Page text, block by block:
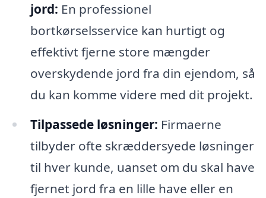
jord: En professionel
bortkørselsservice kan hurtigt og
effektivt fjerne store mængder
overskydende jord fra din ejendom, så
du kan komme videre med dit projekt.
Tilpassede løsninger: Firmaerne
tilbyder ofte skræddersyede løsninger
til hver kunde, uanset om du skal have
fjernet jord fra en lille have eller en